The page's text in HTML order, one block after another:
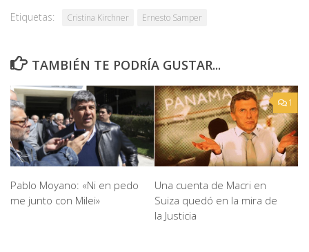
Etiquetas: Cristina Kirchner Ernesto Samper
TAMBIÉN TE PODRÍA GUSTAR...
Pablo Moyano: «Ni en pedo
me junto con Milei»
1
Una cuenta de Macri en
Suiza quedó en la mira de
la Justicia